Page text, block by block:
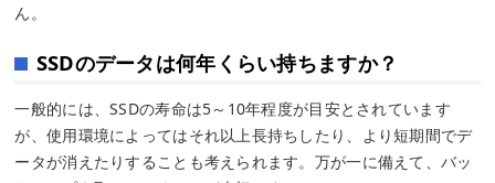
ん。
SSDのデータは何年くらい持ちますか？
一般的には、SSDの寿命は5～10年程度が目安とされています
が、使用環境によってはそれ以上長持ちしたり、より短期間でデ
ータが消えたりすることも考えられます。万が一に備えて、バッ